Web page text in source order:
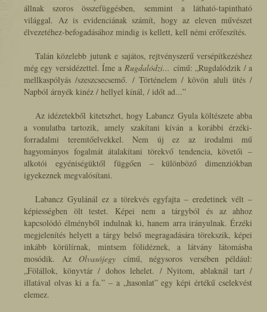
állnak szoros összefüggésben, semmint a látható-tapintható
világgal. Az is evidenciának számít, hogy az eleven művészet
élvezetéhez-befogadásához mindig is kellett, kell némi erőfeszítés.
Talán közelebb jutunk e sajátos, rejtvényszerű versépítkezéshez
még egy versidézettel. Íme a Rugdalódzi... című:„Rugdalódzik / a
mellkaspólyás /szeszcsecsemő. / Történelem / kövön aluli ütés /
Napból árnyék kinéz / hellyel kínál, / időt ad...”
Az idézetekből kitetszhet, hogy Labancz Gyula költészete abba
a vonulatba tartozik, amely szakítani kíván a korábbi érzéki-
forradalmi teremtőelvekkel. Nem új ez az irodalmi mű
hagyományos fogalmát átalakítani törekvő tendencia, követői –
alkotói egyéniségüktől függően – különböző dimenziókban
igyekeznek megvalósítani.
Labancz Gyulánál ez a törekvés egyfajta – eredetinek vélt –
képiességben ölt testet. Képei nem a tárgyból és az ahhoz
kapcsolódó élményből indulnak ki, hanem arra irányulnak. Érzéki
megjelenítés helyett a tárgy belső megragadására törekszik, képei
inkább körülírnak, mintsem fölidéznek, a látvány látomásba
mosódik. Az
Olvasójegy című, négysoros versében például:
„Fölállok, könyvtár / dohos lehelet. / Nyitom, ablaknál tart /
illatával olvas ki a fa.”– a „hasonlat”egy képi értékű cselekvést
elemez.